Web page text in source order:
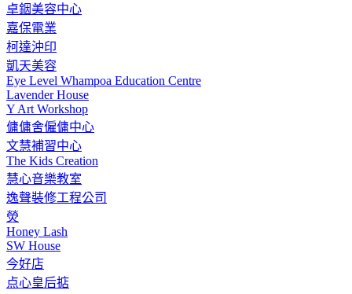
卓銦美容中心
嘉保電業
柯達沖印
凱天美容
Eye Level Whampoa Education Centre
Lavender House
Y Art Workshop
傭傭舍僱傭中心
文慧補習中心
The Kids Creation
慧心音樂教室
逸聲裝修工程公司
熒
Honey Lash
SW House
今好店
点心皇后掂